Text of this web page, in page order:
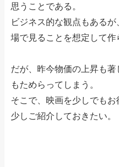
思うことである。
ビジネス的な観点もある
場で見ることを想定して作
だが、昨今物価の上昇も
もためらってしまう。
そこで、映画を少しでも
少しご紹介しておきたい。